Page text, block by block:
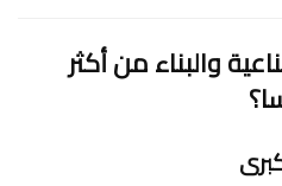
والبناء من أكثر